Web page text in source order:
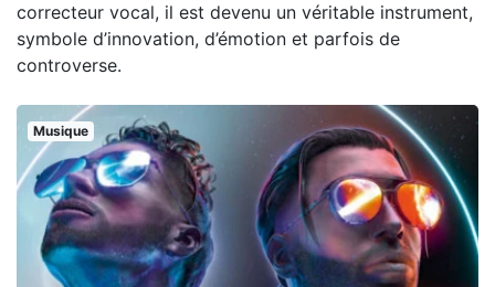
correcteur vocal, il est devenu un véritable instrument,
symbole d’innovation, d’émotion et parfois de
controverse.
Musique